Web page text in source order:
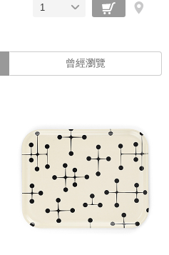
1
曾經瀏覽